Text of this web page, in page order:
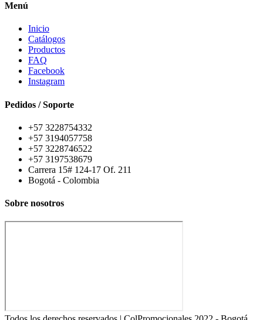
Menú
Inicio
Catálogos
Productos
FAQ
Facebook
Instagram
Pedidos / Soporte
+57 3228754332
+57 3194057758
+57 3228746522
+57 3197538679
Carrera 15# 124-17 Of. 211
Bogotá - Colombia
Sobre nosotros